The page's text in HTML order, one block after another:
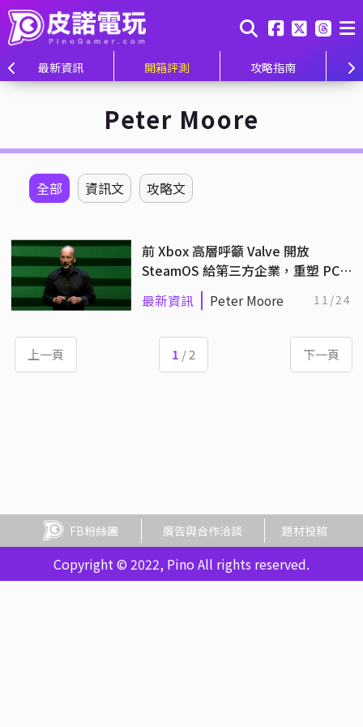
最新資訊 開箱評測 攻略指南
Peter Moore
全部 資訊文 攻略文
前 Xbox 高層呼籲 Valve 開放
SteamOS 給第三方企業，重塑 PC
掌機市場格局！
最新資訊 Peter Moore 11/24
上一頁 1 / 2 下一頁
FB粉絲團 廣告與合作洽談 題材投稿
Copyright © 2022, Pino All rights reserved.